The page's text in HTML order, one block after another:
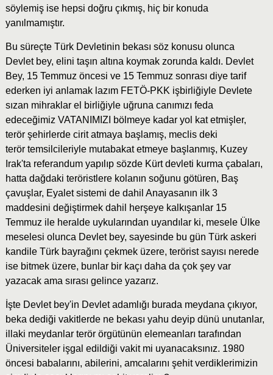
söylemiş ise hepsi doğru çıkmış, hiç bir konuda
yanılmamıştır.
Bu süreçte Türk Devletinin bekası söz konusu olunca
Devlet bey, elini taşın altına koymak zorunda kaldı. Devlet
Bey, 15 Temmuz öncesi ve 15 Temmuz sonrası diye tarif
ederken iyi anlamak lazım FETÖ-PKK işbirliğiyle Devlete
sızan mihraklar el birliğiyle uğruna canımızı feda
edeceğimiz VATANIMIZI bölmeye kadar yol kat etmişler,
terör şehirlerde cirit atmaya başlamış, meclis deki
terör temsilcileriyle mutabakat etmeye başlanmış, Kuzey
Irak'ta referandum yapılıp sözde Kürt devleti kurma çabaları,
hatta dağdaki teröristlere kolanın soğunu götüren, Baş
çavuşlar, Eyalet sistemi de dahil Anayasanın ilk 3
maddesini değiştirmek dahil herşeye kalkışanlar 15
Temmuz ile heralde uykularından uyandılar ki, mesele Ülke
meselesi olunca Devlet bey, sayesinde bu gün Türk askeri
kandile Türk bayrağını çekmek üzere, terörist sayısı nerede
ise bitmek üzere, bunlar bir kaçı daha da çok şey var
yazacak ama sırası gelince yazarız.
İşte Devlet bey'in Devlet adamlığı burada meydana çıkıyor,
beka dediği vakitlerde ne bekası yahu deyip dünü unutanlar,
illaki meydanlar terör örgütünün elemeanları tarafından
Üniversiteler işgal edildiği vakit mi uyanacaksınız. 1980
öncesi babalarını, abilerini, amcalarını şehit verdiklerimizin